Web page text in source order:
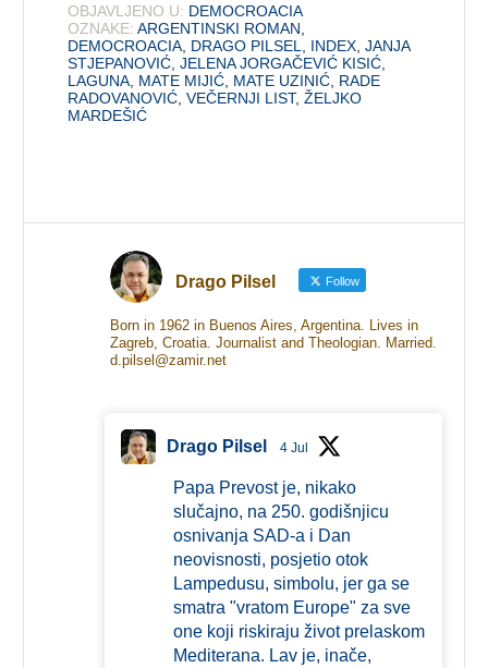
OBJAVLJENO U: DEMOCROACIA
OZNAKE: ARGENTINSKI ROMAN
DEMOCROACIA DRAGO PILSEL INDEX ,JANJA
STJEPANOVIĆ ,JELENA JORGAČEVIĆ KISIĆ
LAGUNA MATE MIJIĆ MATE UZINIĆ RADE
RADOVANOVIĆ ,VEČERNJI LIST,ŽELJKO
MARDEŠIĆ
Drago Pilsel Follow
Born in 1962 in Buenos Aires, Argentina. Lives in
Zagreb, Croatia. Journalist and Theologian. Married.
d.pilsel@zamir.net
Drago Pilsel 4 Jul
Papa Prevost je, nikako
slučajno, na 250. godišnjicu
osnivanja SAD-a i Dan
neovisnosti, posjetio otok
Lampedusu, simbolu, jer ga se
smatra "vratom Europe" za sve
one koji riskiraju život prelaskom
Mediterana. Lav je, inače,